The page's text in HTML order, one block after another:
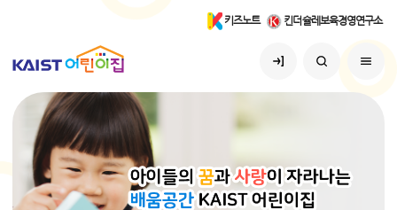
키즈노트 킨더슐레보육경영연구소